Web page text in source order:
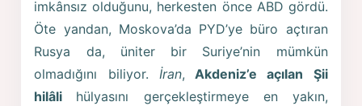
imkânsız olduğunu, herkesten önce ABD gördü.
Öte yandan, Moskova’da PYD’ye büro açtıran
Rusya da, üniter bir Suriye’nin mümkün
olmadığını biliyor. İran,
Akdeniz’e açılan Şii
hilâli
hülyasını gerçekleştirmeye en yakın,